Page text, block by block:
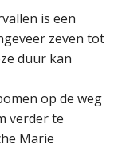
is een
zeven tot
duur kan
op de weg
verder te
Marie